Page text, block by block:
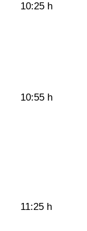
10:25 h
10:55 h
11:25 h